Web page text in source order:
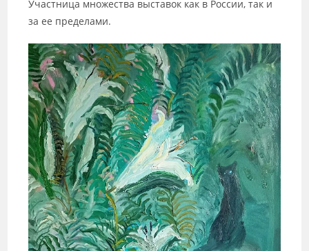
Участница множества выставок как в России, так и
за ее пределами.